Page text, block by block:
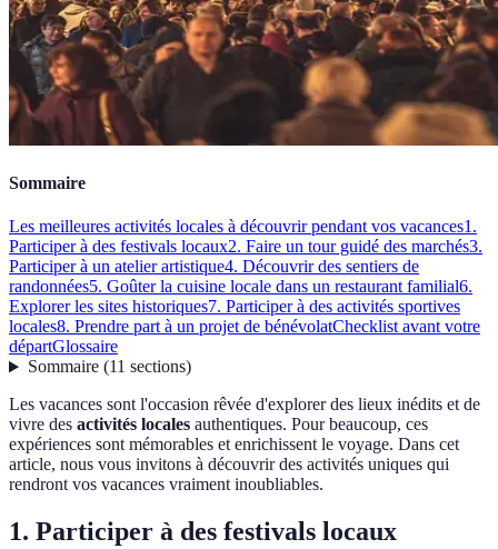
Sommaire
Les meilleures activités locales à découvrir pendant vos vacances1.
Participer à des festivals locaux2. Faire un tour guidé des marchés3.
Participer à un atelier artistique4. Découvrir des sentiers de
randonnées5. Goûter la cuisine locale dans un restaurant familial6.
Explorer les sites historiques7. Participer à des activités sportives
locales8. Prendre part à un projet de bénévolatChecklist avant votre
départGlossaire
Sommaire(11 sections)
Les vacances sont l'occasion rêvée d'explorer des lieux inédits et de
vivre des activités locales authentiques. Pour beaucoup, ces
expériences sont mémorables et enrichissent le voyage. Dans cet
article, nous vous invitons à découvrir des activités uniques qui
rendront vos vacances vraiment inoubliables.
1. Participer à des festivals locaux